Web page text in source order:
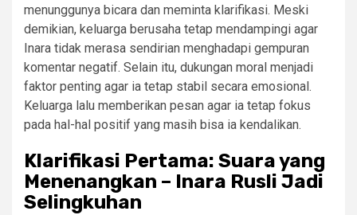
menunggunya bicara dan meminta klarifikasi. Meski
demikian, keluarga berusaha tetap mendampingi agar
Inara tidak merasa sendirian menghadapi gempuran
komentar negatif. Selain itu, dukungan moral menjadi
faktor penting agar ia tetap stabil secara emosional.
Keluarga lalu memberikan pesan agar ia tetap fokus
pada hal-hal positif yang masih bisa ia kendalikan.
Klarifikasi Pertama: Suara yang
Menenangkan – Inara Rusli Jadi
Selingkuhan